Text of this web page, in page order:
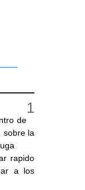
de
sobre la
rapido
a los